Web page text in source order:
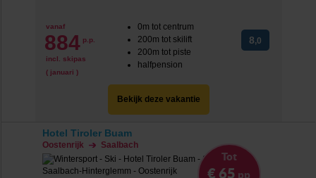
vanaf
884 p.p.
incl. skipas
( januari )
0m tot centrum
200m tot skilift
200m tot piste
halfpension
8,0
Bekijk deze vakantie
Hotel Tiroler Buam
Oostenrijk Saalbach
Tot
€ 65 pp